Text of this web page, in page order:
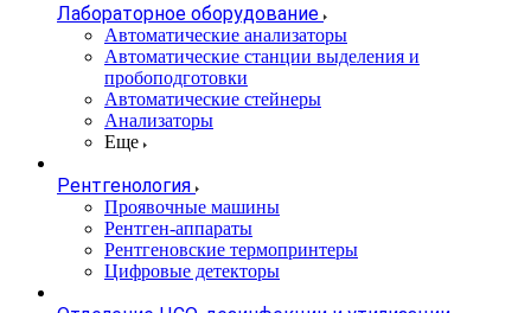
Лабораторное оборудование
Автоматические анализаторы
Автоматические станции выделения и
пробоподготовки
Автоматические стейнеры
Анализаторы
Еще
Рентгенология
Проявочные машины
Рентген-аппараты
Рентгеновские термопринтеры
Цифровые детекторы